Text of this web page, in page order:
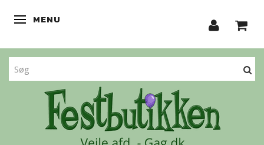
SKIFTE NAVIGATION
MENU